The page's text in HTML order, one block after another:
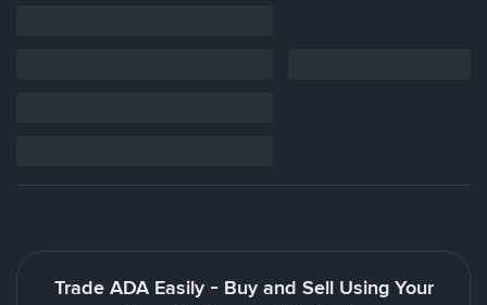
Trade ADA Easily - Buy and Sell Using Your